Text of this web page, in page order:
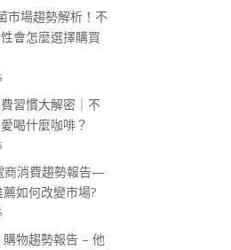
市場趨勢解析！不
會怎麼選擇購買
習慣大解密｜不
喝什麼咖啡？
商消費趨勢報告—
如何改變市場?
物趨勢報告 – 他